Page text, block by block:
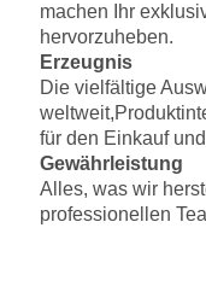
machen Ihr
hervorzuheben.
Erzeugnis
Die vielfältige
weltweit,
für den Einkauf
Gewährleistung
Alles, was wir
professionellen